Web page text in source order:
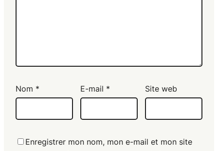
Nom * E-mail * Site web
Enregistrer mon nom, mon e-mail et mon site